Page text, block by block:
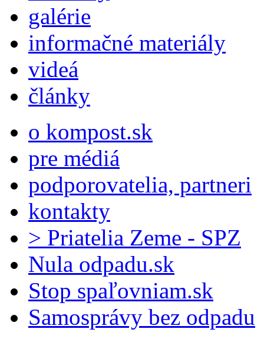
galérie
informačné materiály
videá
články
o kompost.sk
pre médiá
podporovatelia, partneri
kontakty
> Priatelia Zeme - SPZ
Nula odpadu.sk
Stop spaľovniam.sk
Samosprávy bez odpadu